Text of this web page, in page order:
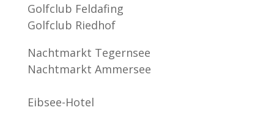
Golfclub Feldafing
Golfclub Riedhof
Nachtmarkt Tegernsee
Nachtmarkt Ammersee
Eibsee-Hotel